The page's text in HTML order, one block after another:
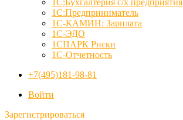
1С:Бухгалтерия с/х предприятия
1С:Предприниматель
1С-КАМИН: Зарплата
1С-ЭДО
1СПАРК Риски
1С-Отчетность
+7(495)181-98-81
Войти
Зарегистрироваться